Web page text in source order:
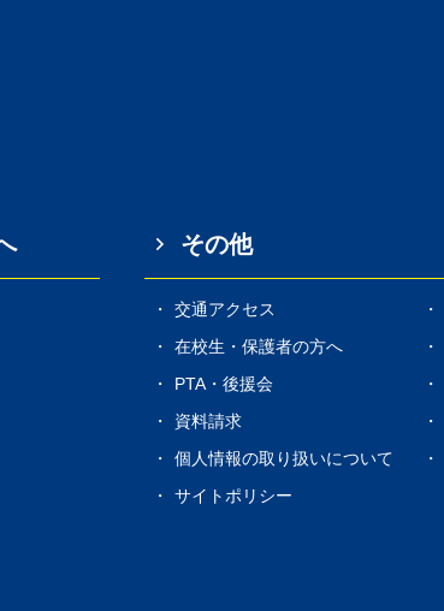
その他
交通アクセス
在校生・保護者の方へ
PTA・後援会
資料請求
個人情報の取り扱いについて
サイトポリシー